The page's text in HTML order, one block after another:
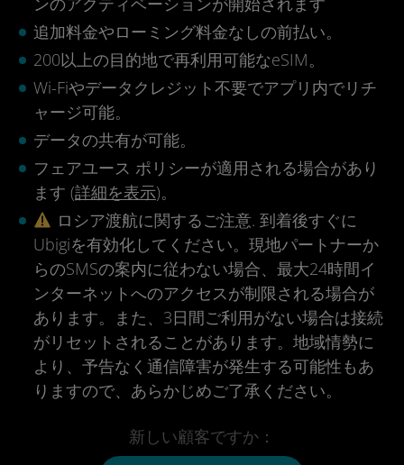
追加料金やローミング料金なしの前払い。
200以上の目的地で再利用可能なeSIM。
Wi-Fiやデータクレジット不要でアプリ内でリチ
ャージ可能。
データの共有が可能。
フェアユース ポリシーが適用される場合があり
ます (詳細を表示)。
ロシア渡航に関するご注意. 到着後すぐに
Ubigiを有効化してください。現地パートナーか
らのSMSの案内に従わない場合、最大24時間イ
ンターネットへのアクセスが制限される場合が
あります。また、3日間ご利用がない場合は接続
がリセットされることがあります。地域情勢に
より、予告なく通信障害が発生する可能性もあ
りますので、あらかじめご了承ください。
新しい顧客ですか：